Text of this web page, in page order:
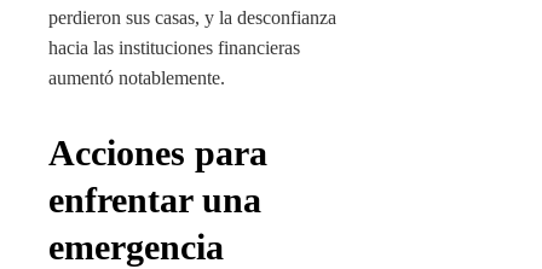
perdieron sus casas, y la desconfianza
hacia las instituciones financieras
aumentó notablemente.
Acciones para
enfrentar una
emergencia